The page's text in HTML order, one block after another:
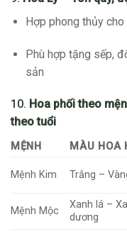
Hợp phong thủy
Phù hợp tặng sếp,
sản
10. Hoa phối theo
theo tuổi
MỆNH MÀU HOA
Mệnh Kim Trắng –
Mệnh Mộc
Xanh lá –
dương